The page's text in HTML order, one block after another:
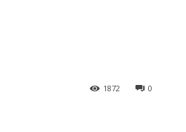
0
1872